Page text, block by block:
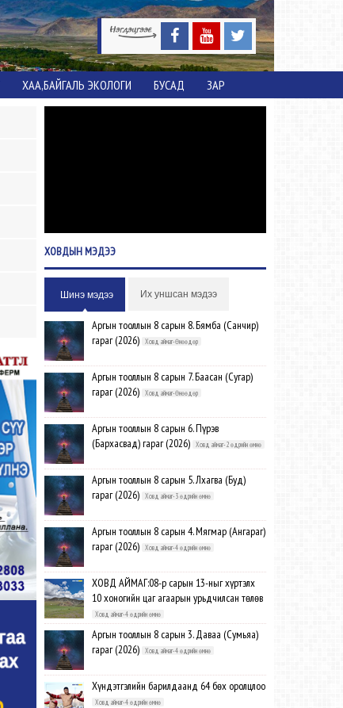
ХАА,БАЙГАЛЬ ЭКОЛОГИ БУСАД ЗАР
ХОВДЫНМЭДЭЭ
Шинэ мэдээ Их уншсан мэдээ
Аргын тооллын 8 сарын 8. Бямба (Санчир)
гараг (2026)
Ховд аймаг-Өнөөдөр
Аргын тооллын 8 сарын 7. Баасан (Сугар)
гараг (2026)
Ховд аймаг-Өнөөдөр
Аргын тооллын 8 сарын 6. Пүрэв
(Бархасвад) гараг (2026)
Ховд аймаг-2 өдрийн өмнө
Аргын тооллын 8 сарын 5. Лхагва (Буд)
гараг (2026)
Ховд аймаг-3 өдрийн өмнө
Аргын тооллын 8 сарын 4. Мягмар (Ангараг)
гараг (2026)
Ховд аймаг-4 өдрийн өмнө
ХОВД АЙМАГ:08-р сарын 13-ныг хүртэлх
10 хоногийн цаг агаарын урьдчилсан төлөв
Ховд аймаг-4 өдрийн өмнө
Аргын тооллын 8 сарын 3. Даваа (Сумьяа)
гараг (2026)
Ховд аймаг-4 өдрийн өмнө
Хүндэтгэлийн барилдаанд 64 бөх оролцлоо
Ховд аймаг-4 өдрийн өмнө